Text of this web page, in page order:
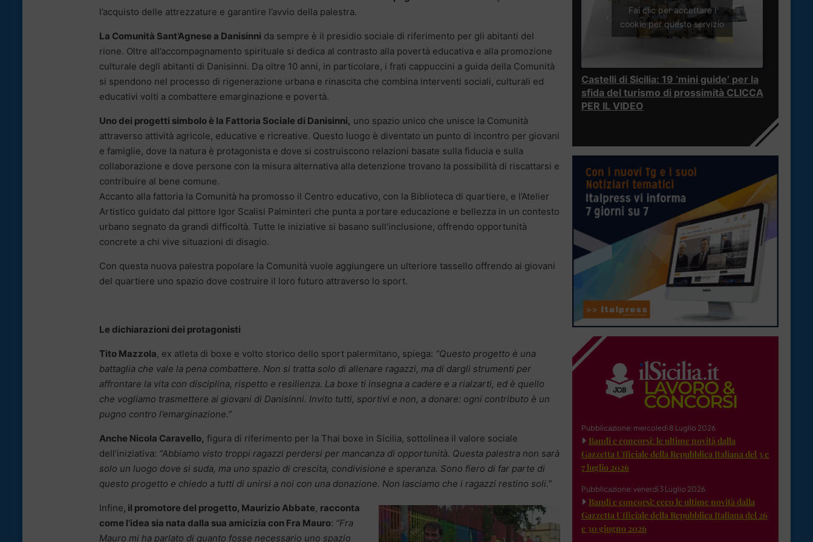
l’acquisto delle attrezzature e garantire l’avvio della palestra.
La Comunità Sant’Agnese a Danisinni da sempre è il presidio sociale di riferimento per gli abitanti del
rione. Oltre all’accompagnamento spirituale si dedica al contrasto alla povertà educativa e alla promozione
culturale degli abitanti di Danisinni. Da oltre 10 anni, in particolare, i frati cappuccini a guida della Comunità
si spendono nel processo di rigenerazione urbana e rinascita che combina interventi sociali, culturali ed
educativi volti a combattere emarginazione e povertà.
Uno dei progetti simbolo è la Fattoria Sociale di Danisinni, uno spazio unico che unisce la Comunità
attraverso attività agricole, educative e ricreative. Questo luogo è diventato un punto di incontro per giovani
e famiglie, dove la natura è protagonista e dove si costruiscono relazioni basate sulla fiducia e sulla
collaborazione e dove persone con la misura alternativa alla detenzione trovano la possibilità di riscattarsi e
contribuire al bene comune.
Accanto alla fattoria la Comunità ha promosso il Centro educativo, con la Biblioteca di quartiere, e l’Atelier
Artistico guidato dal pittore Igor Scalisi Palminteri che punta a portare educazione e bellezza in un contesto
urbano segnato da grandi difficoltà. Tutte le iniziative si basano sull’inclusione, offrendo opportunità
concrete a chi vive situazioni di disagio.
Con questa nuova palestra popolare la Comunità vuole aggiungere un ulteriore tassello offrendo ai giovani
del quartiere uno spazio dove costruire il loro futuro attraverso lo sport.
Le dichiarazioni dei protagonisti
Tito Mazzola, ex atleta di boxe e volto storico dello sport palermitano, spiega: “Questo progetto è una
battaglia che vale la pena combattere. Non si tratta solo di allenare ragazzi, ma di dargli strumenti per
affrontare la vita con disciplina, rispetto e resilienza. La boxe ti insegna a cadere e a rialzarti, ed è quello
che vogliamo trasmettere ai giovani di Danisinni. Invito tutti, sportivi e non, a donare: ogni contributo è un
pugno contro l’emarginazione.”
Anche Nicola Caravello, figura di riferimento per la Thai boxe in Sicilia, sottolinea il valore sociale
dell’iniziativa: “Abbiamo visto troppi ragazzi perdersi per mancanza di opportunità. Questa palestra non sarà
solo un luogo dove si suda, ma uno spazio di crescita, condivisione e speranza. Sono fiero di far parte di
questo progetto e chiedo a tutti di unirsi a noi con una donazione. Non lasciamo che i ragazzi restino soli.”
Infine, il promotore del progetto, Maurizio Abbate, racconta
come l’idea sia nata dalla sua amicizia con Fra Mauro: “Fra
Mauro mi ha parlato di quanto fosse necessario uno spazio
Fai clic per accettare i
cookie per questo servizio
Castelli di Sicilia: 19 ‘mini guide’ per la
sfida del turismo di prossimità CLICCA
PER IL VIDEO
Pubblicazione: mercoledì 8 Luglio 2026
Bandi e concorsi: le ultime novità dalla
Gazzetta Ufficiale della Repubblica Italiana del 3 e
7 luglio 2026
Pubblicazione: venerdì 3 Luglio 2026
Bandi e concorsi: ecco le ultime novità dalla
Gazzetta Ufficiale della Repubblica Italiana del 26
e 30 giugno 2026